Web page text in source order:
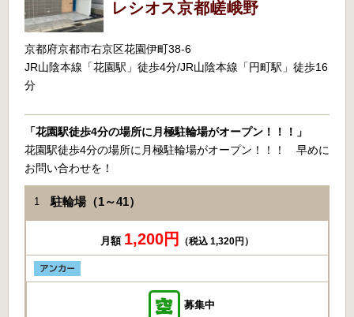
レシオス京都嵯峨野
京都府京都市右京区花園伊町38-6
JR山陰本線「花園駅」徒歩4分/JR山陰本線「円町駅」徒歩16
分
「花園駅徒歩4分の場所に月極駐輪場がオープン！！！」
花園駅徒歩4分の場所に月極駐輪場がオープン！！！ 早めに
お問い合わせを！
1 駐輪場（1～41）
月額 1,200円 （税込 1,320円）
募集中